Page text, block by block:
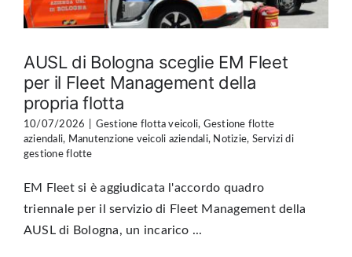
AUSL di Bologna sceglie EM Fleet
per il Fleet Management della
propria flotta
10/07/2026 Gestione flotta veicoli, Gestione flotte
aziendali, Manutenzione veicoli aziendali, Notizie, Servizi di
gestione flotte
EM Fleet si è aggiudicata l'accordo quadro
triennale per il servizio di Fleet Management della
AUSL di Bologna, un incarico ...